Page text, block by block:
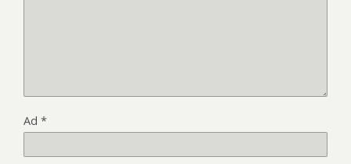
Ad *